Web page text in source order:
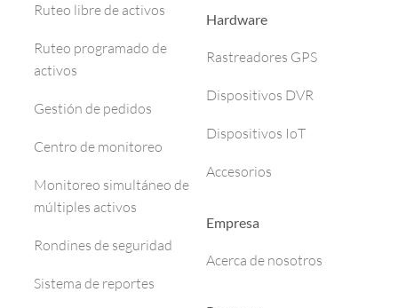
Ruteo libre de activos
Ruteo programado de
activos
Gestión de pedidos
Centro de monitoreo
Monitoreo simultáneo de
múltiples activos
Rondines de seguridad
Sistema de reportes
Hardware
Rastreadores GPS
Dispositivos DVR
Dispositivos IoT
Accesorios
Empresa
Acerca de nosotros